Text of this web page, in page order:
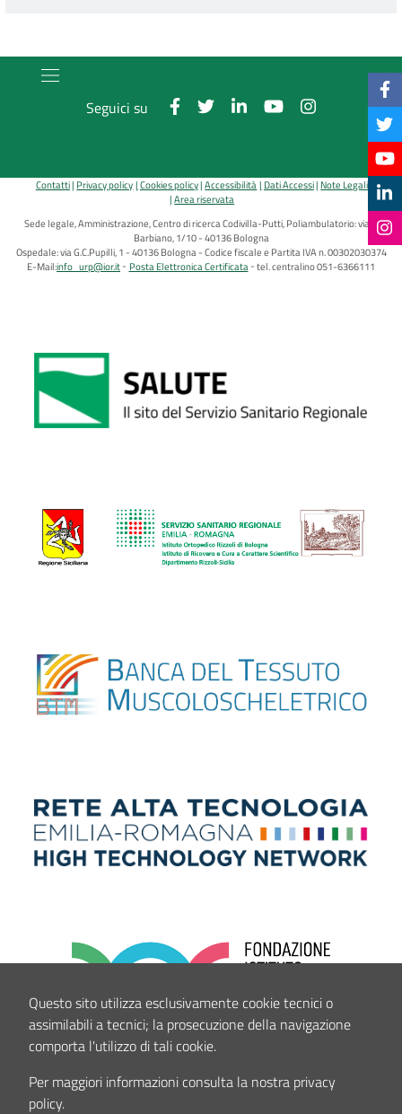
Seguici su
Contatti Privacy policy Cookies policy Accessibilità Dati Accessi Note Legali
Area riservata
Sede legale, Amministrazione, Centro di ricerca Codivilla-Putti, Poliambulatorio: via di
Barbiano, 1/10 - 40136 Bologna
Ospedale: via G.C.Pupilli, 1 - 40136 Bologna - Codice fiscale e Partita IVA n. 00302030374
E-Mail:info_urp@ior.it Posta Elettronica Certificata tel. centralino 051-6366111
Questo sito utilizza esclusivamente cookie tecnici o
assimilabili a tecnici; la prosecuzione della navigazione
comporta l'utilizzo di tali cookie.
Per maggiori informazioni consulta la nostra privacy
policy.